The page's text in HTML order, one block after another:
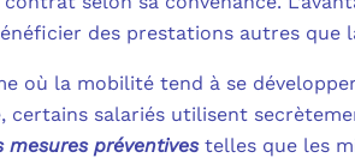
des prestations autres que
où la mobilité tend à se
certains salariés utilisent
mesures préventivestelles que les